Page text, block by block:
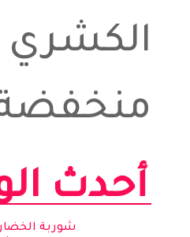
الكشري
أحدث
شوربة